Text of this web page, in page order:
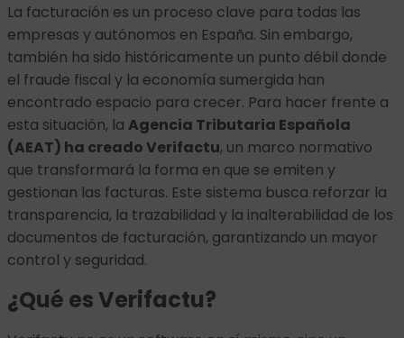
La facturación es un proceso clave para todas las
empresas y autónomos en España. Sin embargo,
también ha sido históricamente un punto débil donde
el fraude fiscal y la economía sumergida han
encontrado espacio para crecer. Para hacer frente a
esta situación, la Agencia Tributaria Española
(AEAT) ha creado Verifactu, un marco normativo
que transformará la forma en que se emiten y
gestionan las facturas. Este sistema busca reforzar la
transparencia, la trazabilidad y la inalterabilidad de los
documentos de facturación, garantizando un mayor
control y seguridad.
¿Qué es Verifactu?